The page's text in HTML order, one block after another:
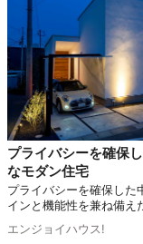
プライバシーを確保
なモダン住宅
プライバシーを確保した
インと機能性を兼ね備え
キッチンなど、随所にこ
エンジョイハウス!